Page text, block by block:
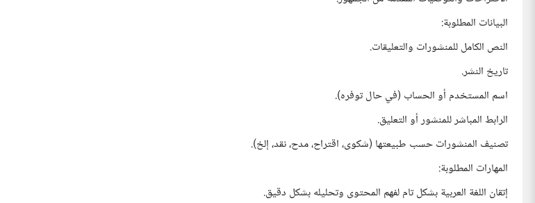
البيانات المطلوبة:
النص الكامل للمنشورات والتعليقات.
تاريخ النشر.
اسم المستخدم أو الحساب (في حال توفره).
الرابط المباشر للمنشور أو التعليق.
تصنيف المنشورات حسب طبيعتها (شكوى، اقتراح، مدح، نقد، إلخ).
المهارات المطلوبة:
إتقان اللغة العربية بشكل تام لفهم المحتوى وتحليله بشكل دقيق.